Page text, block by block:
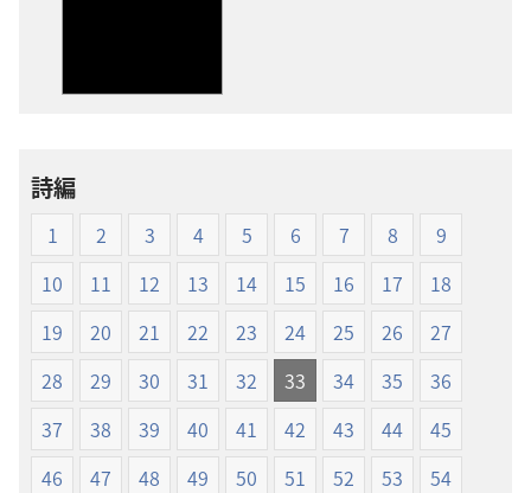
オ
プ
ショ
ン
界
聖
オ
プ
ショ
ン
界
聖
詩編
1 2 3 4 5 6 7 8
9
10
11 12 13 14 15 16 17
18
19
20 21 22 23 24 25 26
27
28
29 30 31 32 33 34 35
36
37
38 39 40 41 42 43 44
45
46
47 48 49 50 51 52 53
54